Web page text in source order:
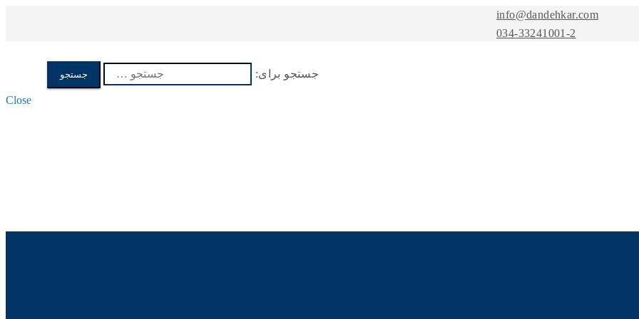
info@dandehkar.com
034-33241001-2
جستجو برای:
Close